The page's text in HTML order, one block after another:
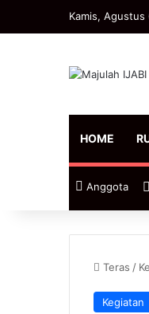
Kamis, Agustus
HOME
Anggota
Teras /
Kegiatan